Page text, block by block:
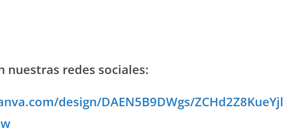
nuestras redes sociales:
design/DAEN5B9DWgs/ZCHd2Z8KueYjl